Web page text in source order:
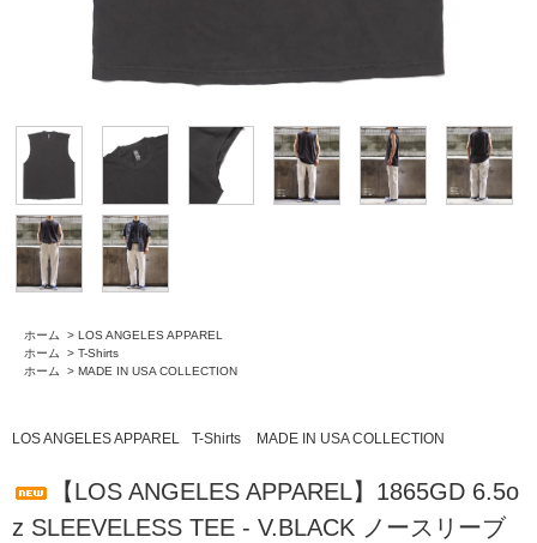
ホーム > LOS ANGELES APPAREL
ホーム
> T-Shirts
ホーム
> MADE IN USA COLLECTION
LOS ANGELES APPAREL T-Shirts MADE IN USA COLLECTION
【LOS ANGELES APPAREL】1865GD 6.5o
z SLEEVELESS TEE - V.BLACK ノースリーブ